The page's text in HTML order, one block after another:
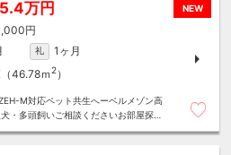
NEW
万円
円
礼
1ヶ月
46.78ｍ 2）
M対応ペット共生へーベルメゾン高
・多頭飼いご相談くださいお部屋探し